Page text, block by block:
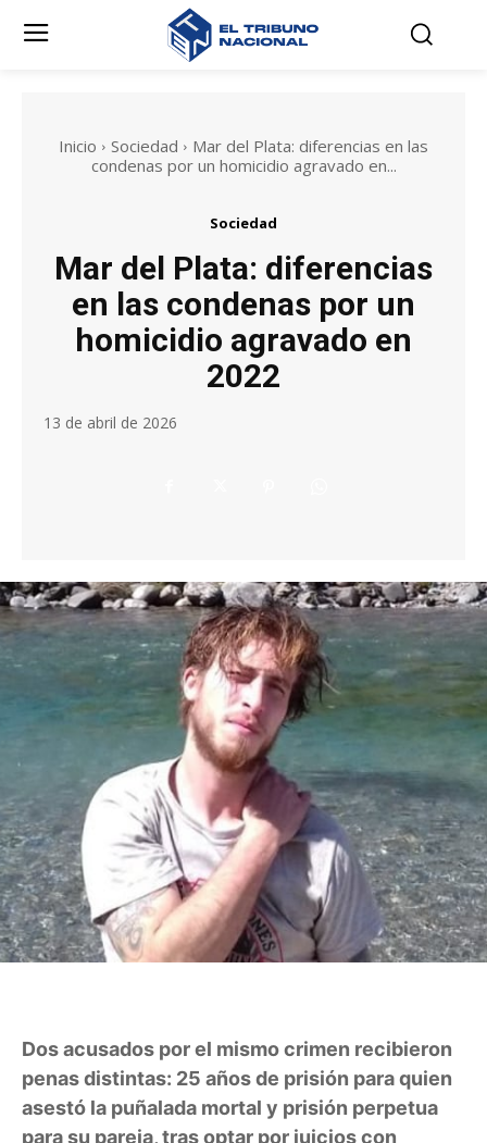
Inicio Sociedad
Mar del Plata: diferencias en las
condenas por un homicidio agravado en...
Sociedad
Mar del Plata: diferencias
en las condenas por un
homicidio agravado en
2022
13 de abril de 2026
Dos acusados por el mismo crimen recibieron
penas distintas: 25 años de prisión para quien
asestó la puñalada mortal y prisión perpetua
para su pareja, tras optar por juicios con